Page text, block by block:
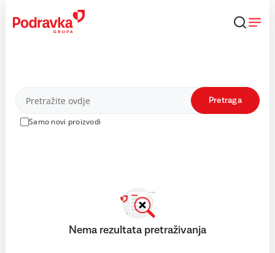
content
Proizvodi
Samo novi proizvodi
Pretraga
Nema rezultata pretraživanja